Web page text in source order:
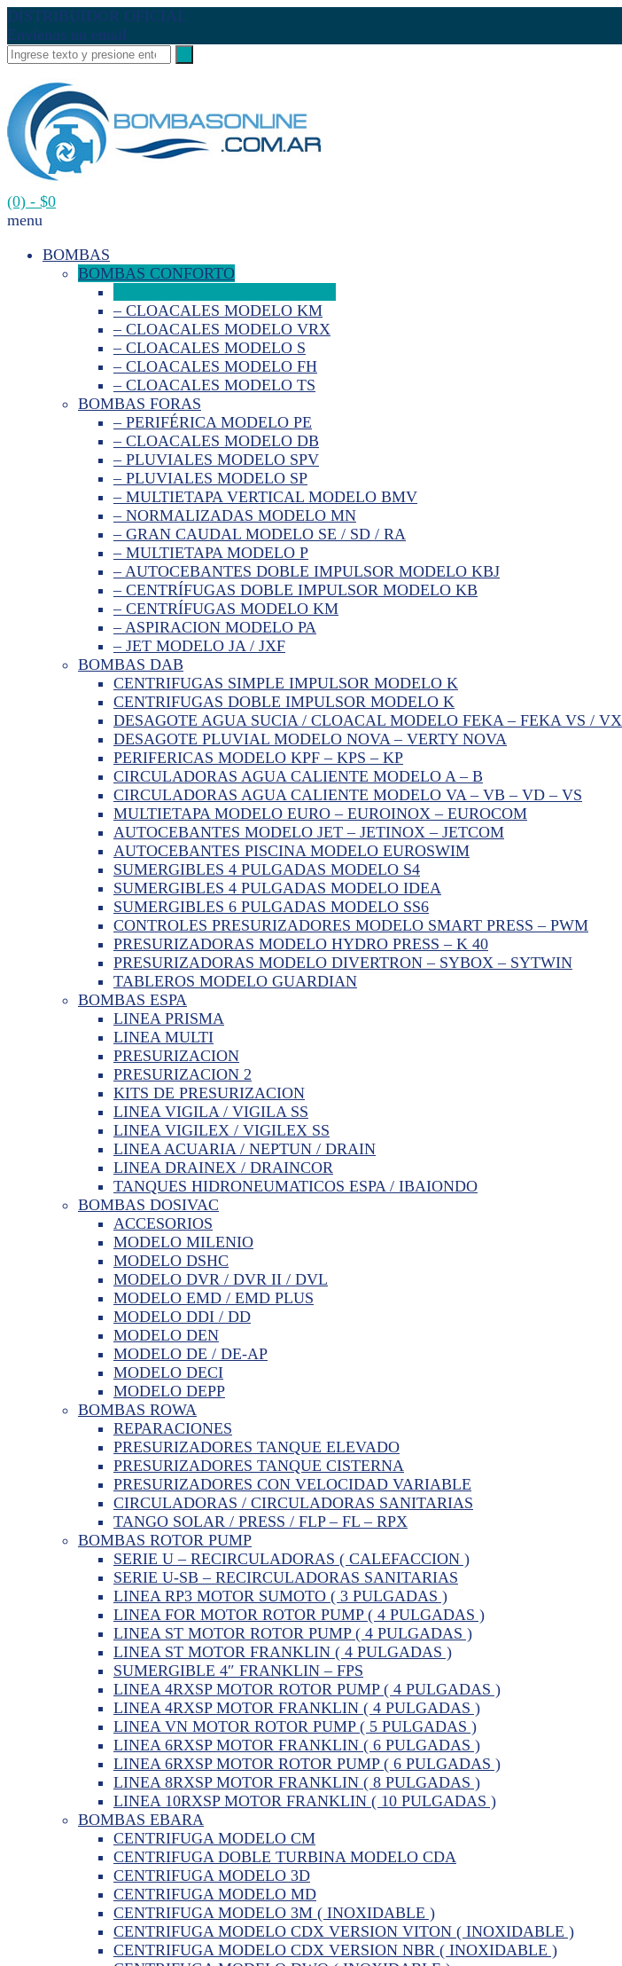
DISTRIBUIDOR OFICIAL
Envíenos un email
(0) - $0
menu
BOMBAS
BOMBAS CONFORTO
– CLOACALES MODELO KM
– CLOACALES MODELO VRX
– CLOACALES MODELO S
– CLOACALES MODELO FH
– CLOACALES MODELO TS
BOMBAS FORAS
– PERIFÉRICA MODELO PE
– CLOACALES MODELO DB
– PLUVIALES MODELO SPV
– PLUVIALES MODELO SP
– MULTIETAPA VERTICAL MODELO BMV
– NORMALIZADAS MODELO MN
– GRAN CAUDAL MODELO SE / SD / RA
– MULTIETAPA MODELO P
– AUTOCEBANTES DOBLE IMPULSOR MODELO KBJ
– CENTRÍFUGAS DOBLE IMPULSOR MODELO KB
– CENTRÍFUGAS MODELO KM
– ASPIRACION MODELO PA
– JET MODELO JA / JXF
BOMBAS DAB
CENTRIFUGAS SIMPLE IMPULSOR MODELO K
CENTRIFUGAS DOBLE IMPULSOR MODELO K
DESAGOTE AGUA SUCIA / CLOACAL MODELO FEKA – FEKA VS / VX
DESAGOTE PLUVIAL MODELO NOVA – VERTY NOVA
PERIFERICAS MODELO KPF – KPS – KP
CIRCULADORAS AGUA CALIENTE MODELO A – B
CIRCULADORAS AGUA CALIENTE MODELO VA – VB – VD – VS
MULTIETAPA MODELO EURO – EUROINOX – EUROCOM
AUTOCEBANTES MODELO JET – JETINOX – JETCOM
AUTOCEBANTES PISCINA MODELO EUROSWIM
SUMERGIBLES 4 PULGADAS MODELO S4
SUMERGIBLES 4 PULGADAS MODELO IDEA
SUMERGIBLES 6 PULGADAS MODELO SS6
CONTROLES PRESURIZADORES MODELO SMART PRESS – PWM
PRESURIZADORAS MODELO HYDRO PRESS – K 40
PRESURIZADORAS MODELO DIVERTRON – SYBOX – SYTWIN
TABLEROS MODELO GUARDIAN
BOMBAS ESPA
LINEA PRISMA
LINEA MULTI
PRESURIZACION
PRESURIZACION 2
KITS DE PRESURIZACION
LINEA VIGILA / VIGILA SS
LINEA VIGILEX / VIGILEX SS
LINEA ACUARIA / NEPTUN / DRAIN
LINEA DRAINEX / DRAINCOR
TANQUES HIDRONEUMATICOS ESPA / IBAIONDO
BOMBAS DOSIVAC
ACCESORIOS
MODELO MILENIO
MODELO DSHC
MODELO DVR / DVR II / DVL
MODELO EMD / EMD PLUS
MODELO DDI / DD
MODELO DEN
MODELO DE / DE-AP
MODELO DECI
MODELO DEPP
BOMBAS ROWA
REPARACIONES
PRESURIZADORES TANQUE ELEVADO
PRESURIZADORES TANQUE CISTERNA
PRESURIZADORES CON VELOCIDAD VARIABLE
CIRCULADORAS / CIRCULADORAS SANITARIAS
TANGO SOLAR / PRESS / FLP – FL – RPX
BOMBAS ROTOR PUMP
SERIE U – RECIRCULADORAS ( CALEFACCION )
SERIE U-SB – RECIRCULADORAS SANITARIAS
LINEA RP3 MOTOR SUMOTO ( 3 PULGADAS )
LINEA FOR MOTOR ROTOR PUMP ( 4 PULGADAS )
LINEA ST MOTOR ROTOR PUMP ( 4 PULGADAS )
LINEA ST MOTOR FRANKLIN ( 4 PULGADAS )
SUMERGIBLE 4″ FRANKLIN – FPS
LINEA 4RXSP MOTOR ROTOR PUMP ( 4 PULGADAS )
LINEA 4RXSP MOTOR FRANKLIN ( 4 PULGADAS )
LINEA VN MOTOR ROTOR PUMP ( 5 PULGADAS )
LINEA 6RXSP MOTOR FRANKLIN ( 6 PULGADAS )
LINEA 6RXSP MOTOR ROTOR PUMP ( 6 PULGADAS )
LINEA 8RXSP MOTOR FRANKLIN ( 8 PULGADAS )
LINEA 10RXSP MOTOR FRANKLIN ( 10 PULGADAS )
BOMBAS EBARA
CENTRIFUGA MODELO CM
CENTRIFUGA DOBLE TURBINA MODELO CDA
CENTRIFUGA MODELO 3D
CENTRIFUGA MODELO MD
CENTRIFUGA MODELO 3M ( INOXIDABLE )
CENTRIFUGA MODELO CDX VERSION VITON ( INOXIDABLE )
CENTRIFUGA MODELO CDX VERSION NBR ( INOXIDABLE )